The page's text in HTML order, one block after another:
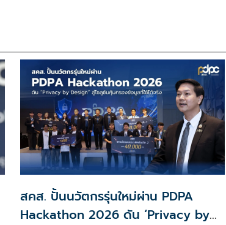
สคส. ปั้นนวัตกรรุ่นใหม่ผ่าน PDPA
Hackathon 2026 ดัน ‘Privacy by